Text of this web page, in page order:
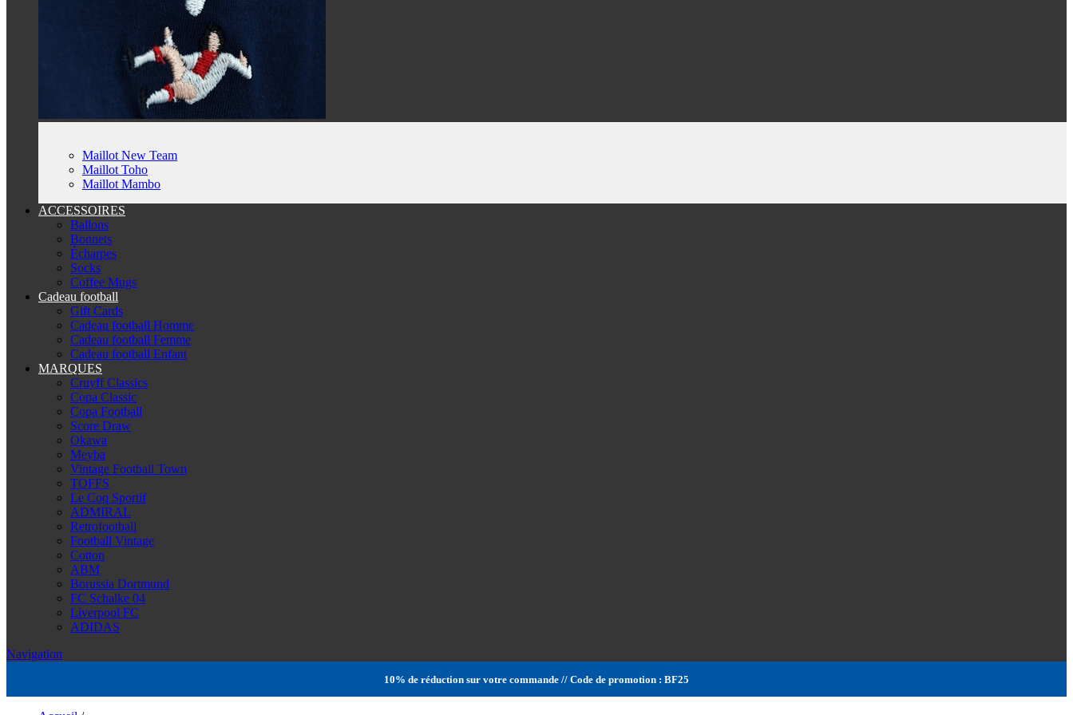
Maillot New Team
Maillot Toho
Maillot Mambo
ACCESSOIRES
Ballons
Bonnets
Écharpes
Socks
Coffee Mugs
Cadeau football
Gift Cards
Cadeau football Homme
Cadeau football Femme
Cadeau football Enfant
MARQUES
Cruyff Classics
Copa Classic
Copa Football
Score Draw
Okawa
Meyba
Vintage Football Town
TOFFS
Le Coq Sportif
ADMIRAL
Retrofootball
Football Vintage
Cotton
ABM
Borussia Dortmund
FC Schalke 04
Liverpool FC
ADIDAS
Navigation
10% de réduction sur votre commande // Code de promotion : BF25